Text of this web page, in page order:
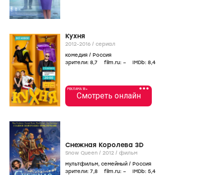
Кухня
2012-2016 / сериал
комедия / Россия
зрители: 8,7 film.ru: – IMDb: 8,4
•••
РЕКЛАМА 18+
Смотреть онлайн
Снежная Королева 3D
Snow Queen / 2012 / фильм
мультфильм, семейный / Россия
зрители: 7,8 film.ru: – IMDb: 5,4